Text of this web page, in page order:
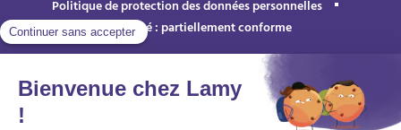
Politique de protection des données personnelles
Accessibilité : partiellement conforme